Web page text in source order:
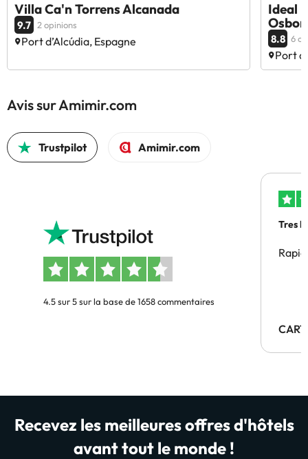
Villa Ca'n Torrens Alcanada
9.7 2 opinions
Port d’Alcúdia, Espagne
Ideal
8.8 6
Port
Avis sur Amimir.com
Trustpilot Amimir.com
4.5 sur 5 sur la base de 1658 commentaires
Tres
Recevez les meilleures offres d'hôtels
avant tout le monde !